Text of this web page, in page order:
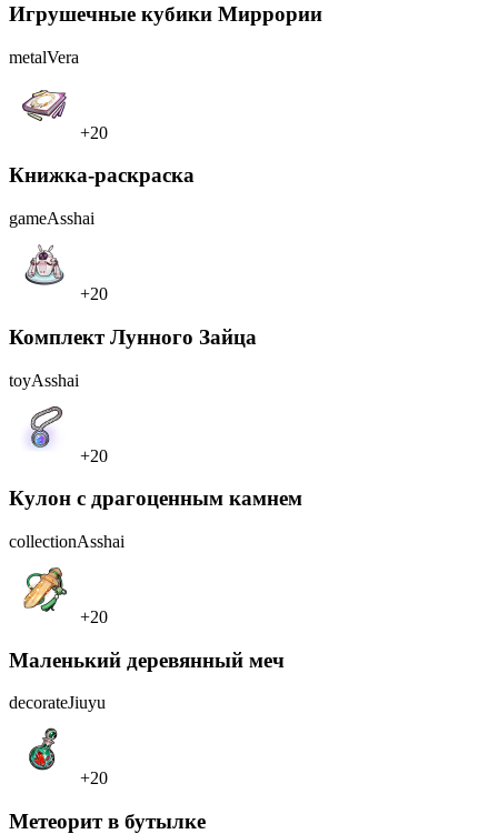
Игрушечные кубики Миррории
metalVera
+20
Книжка-раскраска
gameAsshai
+20
Комплект Лунного Зайца
toyAsshai
+20
Кулон с драгоценным камнем
collectionAsshai
+20
Маленький деревянный меч
decorateJiuyu
+20
Метеорит в бутылке